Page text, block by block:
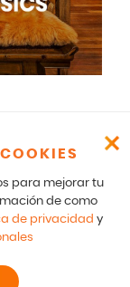
para mejorar tu
de como
de privacidad y
favor escribir